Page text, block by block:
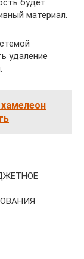
будет
материал.
удаление